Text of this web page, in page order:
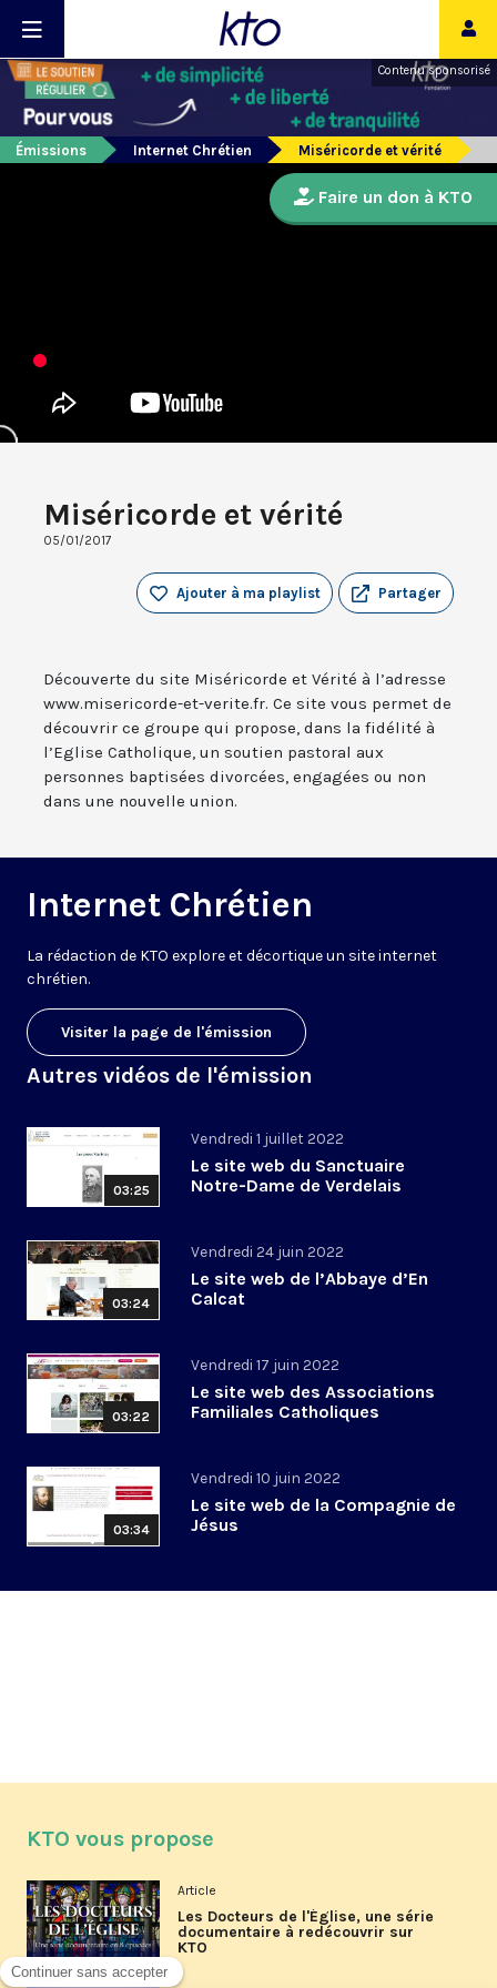
Contenu sponsorisé
Émissions Internet Chrétien Miséricorde et vérité
Miséricorde et vérité
05/01/2017
Partager
Ajouter à ma playlist
Découverte du site Miséricorde et Vérité à l’adresse
www.misericorde-et-verite.fr. Ce site vous permet de
découvrir ce groupe qui propose, dans la fidélité à
l’Eglise Catholique, un soutien pastoral aux
personnes baptisées divorcées, engagées ou non
dans une nouvelle union.
Internet Chrétien
La rédaction de KTO explore et décortique un site internet
chrétien.
Visiter la page de l'émission
Autres vidéos de l'émission
03:25
Vendredi 1 juillet 2022
Le site web du Sanctuaire
Notre-Dame de Verdelais
03:24
Vendredi 24 juin 2022
Le site web de l’Abbaye d’En
Calcat
03:22
Vendredi 17 juin 2022
Le site web des Associations
Familiales Catholiques
03:34
Vendredi 10 juin 2022
Le site web de la Compagnie de
Jésus
Faire un don à KTO
KTO vous propose
Article
Les Docteurs de l'Église, une série
documentaire à redécouvrir sur
KTO